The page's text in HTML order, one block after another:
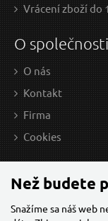
Vrácení zboží do
O společnosti
O nás
Kontakt
Firma
Cookies
Než budete
Snažíme sa náš web